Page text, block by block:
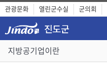
관광문화 열린군수실 군의회
지방공기업이란